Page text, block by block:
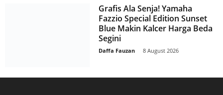
Grafis Ala Senja! Yamaha
Fazzio Special Edition Sunset
Blue Makin Kalcer Harga Beda
Segini
Daffa Fauzan 8 August 2026